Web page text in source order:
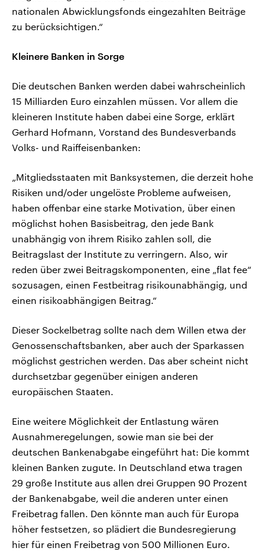
nationalen Abwicklungsfonds eingezahlten Beiträge
zu berücksichtigen.“
Kleinere Banken in Sorge
Die deutschen Banken werden dabei wahrscheinlich
15 Milliarden Euro einzahlen müssen. Vor allem die
kleineren Institute haben dabei eine Sorge, erklärt
Gerhard Hofmann, Vorstand des Bundesverbands
Volks- und Raiffeisenbanken:
„Mitgliedsstaaten mit Banksystemen, die derzeit hohe
Risiken und/oder ungelöste Probleme aufweisen,
haben offenbar eine starke Motivation, über einen
möglichst hohen Basisbeitrag, den jede Bank
unabhängig von ihrem Risiko zahlen soll, die
Beitragslast der Institute zu verringern. Also, wir
reden über zwei Beitragskomponenten, eine „flat fee“
sozusagen, einen Festbeitrag risikounabhängig, und
einen risikoabhängigen Beitrag.“
Dieser Sockelbetrag sollte nach dem Willen etwa der
Genossenschaftsbanken, aber auch der Sparkassen
möglichst gestrichen werden. Das aber scheint nicht
durchsetzbar gegenüber einigen anderen
europäischen Staaten.
Eine weitere Möglichkeit der Entlastung wären
Ausnahmeregelungen, sowie man sie bei der
deutschen Bankenabgabe eingeführt hat: Die kommt
kleinen Banken zugute. In Deutschland etwa tragen
29 große Institute aus allen drei Gruppen 90 Prozent
der Bankenabgabe, weil die anderen unter einen
Freibetrag fallen. Den könnte man auch für Europa
höher festsetzen, so plädiert die Bundesregierung
hier für einen Freibetrag von 500 Millionen Euro.